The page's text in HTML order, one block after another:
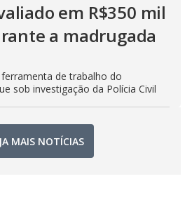
em R$350 mil
a madrugada
de trabalho do
sob investigação da Polícia Civil
MAIS NOTÍCIAS